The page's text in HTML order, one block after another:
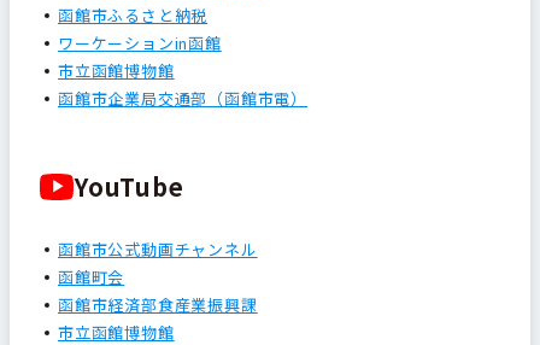
函館市ふるさと納税
ワーケーションin函館
市立函館博物館
函館市企業局交通部（函館市電）
YouTube
函館市公式動画チャンネル
函館町会
函館市経済部食産業振興課
市立函館博物館